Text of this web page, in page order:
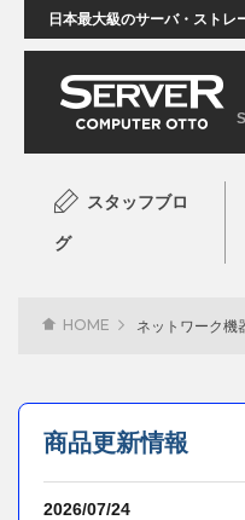
日本最大級のサーバ・スト
スタッフブロ
グ
HOME ネットワーク機
商品更新情報
2026/07/24